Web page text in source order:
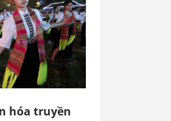
hóa truyền